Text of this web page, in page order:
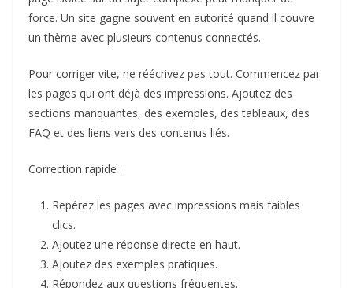
force. Un site gagne souvent en autorité quand il couvre
un thème avec plusieurs contenus connectés.
Pour corriger vite, ne réécrivez pas tout. Commencez par
les pages qui ont déjà des impressions. Ajoutez des
sections manquantes, des exemples, des tableaux, des
FAQ et des liens vers des contenus liés.
Correction rapide :
Repérez les pages avec impressions mais faibles
clics.
Ajoutez une réponse directe en haut.
Ajoutez des exemples pratiques.
Répondez aux questions fréquentes.